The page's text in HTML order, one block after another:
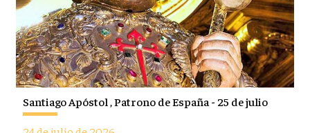
Santiago Apóstol , Patrono de España - 25 de julio